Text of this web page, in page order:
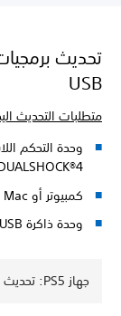
تحديث
USB
متطلبات التحديث
DUALSHOCK®4 وكابل USB
كمبيوتر أو Mac متصل بالإنترنت
وحدة ذاكرة USB تم تنسيقها كـ FAT32 أو exFAT
جهاز PS5: تحديث برمجيات النظام يدويًا